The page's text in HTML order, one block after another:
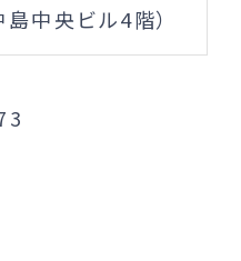
中央ビル4階）